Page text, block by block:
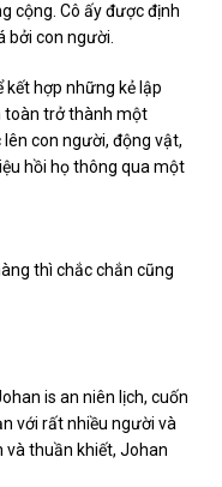
cộng. Cô ấy được định
bởi con người.
hợp những kẻ lập
toàn trở thành một
con người, động vật,
hồi họ thông qua một
thì chắc chắn cũng
is an niên lịch, cuốn
với rất nhiều người và
và thuần khiết, Johan